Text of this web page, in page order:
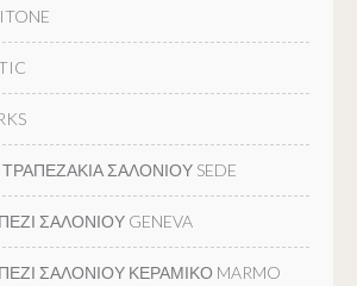
ΣΑΛΟΝΙΟΥ SEDE
ΣΑΛΟΝΙΟΥ GENEVA
ΣΑΛΟΝΙΟΥ ΚΕΡΑΜΙΚΟ MARMO